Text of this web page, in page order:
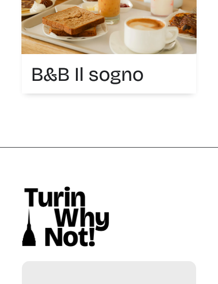
B&B Il sogno